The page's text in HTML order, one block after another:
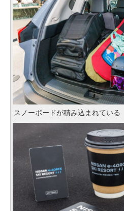
スノーボードが積み込まれている